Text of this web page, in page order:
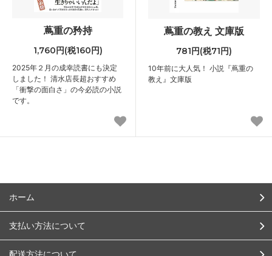
蔦重の矜持
1,760円(税160円)
2025年２月の成幸読書にも決定
しました！ 清水店長超おすすめ
「衝撃の面白さ」の今必読の小説
です。
蔦重の教え 文庫版
781円(税71円)
10年前に大人気！ 小説『蔦重の
教え』文庫版
ホーム
支払い方法について